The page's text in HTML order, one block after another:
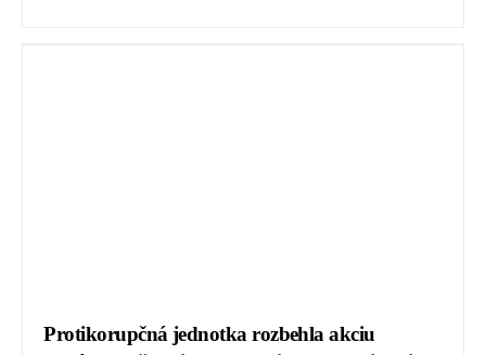
Protikorupčná jednotka rozbehla akciu